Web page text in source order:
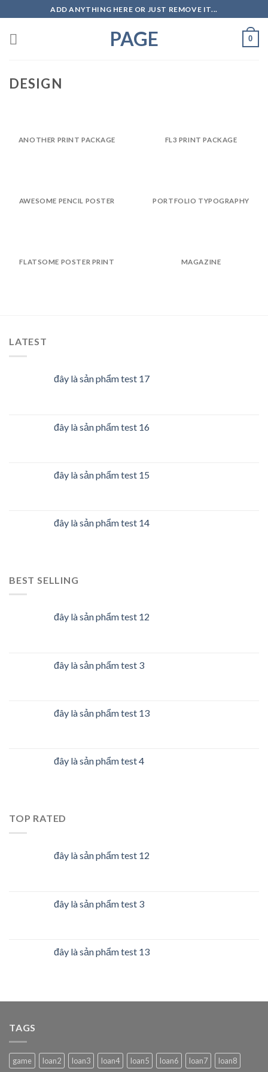
to
content
ADD ANYTHING HERE OR JUST REMOVE IT...
PAGE 0
DESIGN
ANOTHER PRINT PACKAGE FL3 PRINT PACKAGE
AWESOME PENCIL POSTER PORTFOLIO TYPOGRAPHY
FLATSOME POSTER PRINT MAGAZINE
LATEST
đây là sản phẩm test 17
đây là sản phẩm test 16
đây là sản phẩm test 15
đây là sản phẩm test 14
BEST SELLING
đây là sản phẩm test 12
đây là sản phẩm test 3
đây là sản phẩm test 13
đây là sản phẩm test 4
TOP RATED
đây là sản phẩm test 12
đây là sản phẩm test 3
đây là sản phẩm test 13
TAGS
game loan2 loan3 loan4 loan5 loan6 loan7 loan8